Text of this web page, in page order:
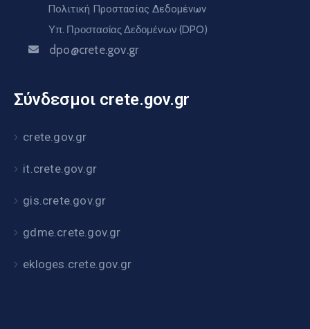
Πολιτική Προστασίας Δεδομένων
Υπ. Προστασίας Δεδομένων (DPO)
dpo@crete.gov.gr
Σύνδεσμοι crete.gov.gr
crete.gov.gr
it.crete.gov.gr
gis.crete.gov.gr
gdme.crete.gov.gr
ekloges.crete.gov.gr